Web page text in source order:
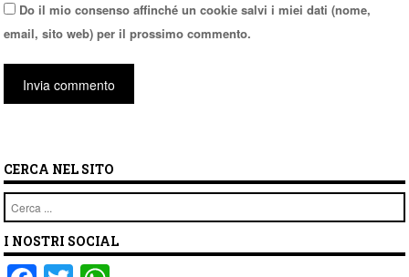
Do il mio consenso affinché un cookie salvi i miei dati (nome,
email, sito web) per il prossimo commento.
CERCA NEL SITO
Cerca
I NOSTRI SOCIAL